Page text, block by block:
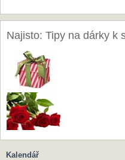
Najisto: Tipy na dárky k
Kalendář